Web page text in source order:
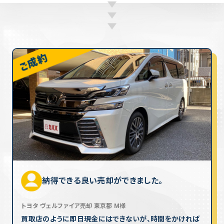
納得できる良い売却ができました。
トヨタ ヴェルファイア売却 東京都 M様
買取店のように即日現金にはできないが、時間をかければ